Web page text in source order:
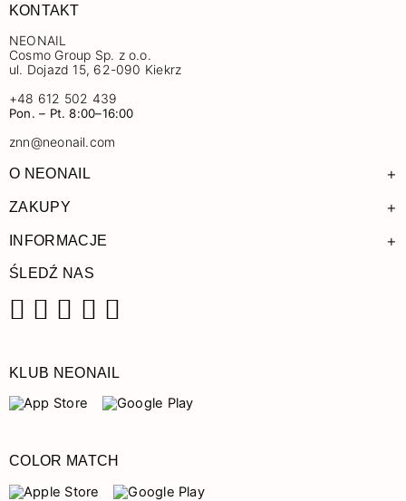
KONTAKT
NEONAIL
Cosmo Group Sp. z o.o.
ul. Dojazd 15, 62-090 Kiekrz
+48 612 502 439
Pon. – Pt. 8:00–16:00
znn@neonail.com
O NEONAIL +
ZAKUPY +
INFORMACJE +
ŚLEDŹ NAS
KLUB NEONAIL
COLOR MATCH